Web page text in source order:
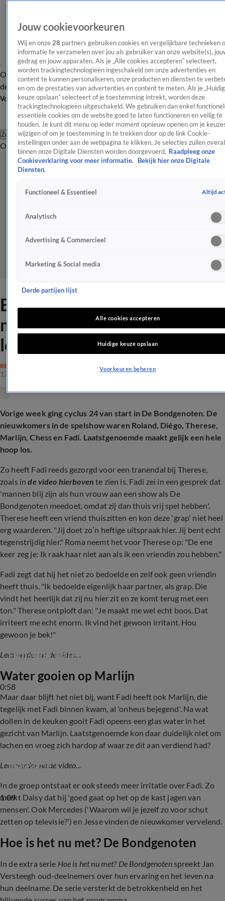
OverzichtAfleveringen Entertainment TV Algemeen
Tip
de redactieNieuwsbrief
Volg Shownieuws
Zoeken
OverzichtEntertainmentSpraakmakendRealityCrimeVideo's
Bondgenoten-nieuwkomer
maakt gelijk oorlog in de
loods
REALITY
17 nov 2025, 20:15
Vorige week ging cyclus 24 van start in De Bondgenoten. De
nieuwkomers in de spelshow waren Roland, Diégo, Therese,
Marlijn, Chess en Fadi. Laatstgenoemde maakt gelijk een hele
hoop los.
Zo heeft Fadi reeds gezorgd voor een tranendal bij Therese,
zoals inde video hierboven te zien is. Fadi zei in een gesprek dat
'mannen blij zijn als hun vrouw aan een show als De
Bondgenoten meedoet, omdat zij dan thuis vrij spel hebben'.
Therese heeft een vriend thuiszitten en kon deze 'grap' niet heel
erg waarderen. "Jij doet zo’n heftige uitspraak hier. Jij bent echt
tegenstrijdig hier." Roma neemt het voor Therese op: "De ene
keer zeg je: Ik raak haar niet aan als ik een vriendin zou hebben."
Fadi zegt dat hij het niet zo bedoelde en zelf ook geen vriendin
heeft thuis. "Ik bedoelde eigenlijk haar partner, als grap. Die
vindt het heerlijk dat zij nu hier zit en ze komt terug met een
ton." Therese ontploft dan: "Je maakt me wel echt boos. Dat
irriteert me echt enorm. Ik vind het gewoon irritant. Hou
gewoon je bek!"
Lees verder na de video...
0:58
Fadi gooit water op Marlijn: 'Waarom?!'
Water gooien op Marlijn
Maar daar blijft het niet bij, want Fadi heeft ook Marlijn, die
tegelijk met Fadi binnen kwam, al 'onheus bejegend'. Na wat
dollen in de keuken gooit Fadi opeens een glas water in het
gezicht van Marlijn. Laatstgenoemde kon daar duidelijk niet om
lachen en vroeg zich hardop af waar ze dit aan verdiend had?
Lees verder na de video...
1:09
Fadi wil moeder trots maken: 'Dat gaf me
motivatie'
In de groep ontstaat er ook steeds meer irritatie over Fadi. Zo
merkt Daisy dat hij 'goed gaat op het op de kast jagen van
mensen'. Ook Mercedes ('Waarom wil je jezelf zo voor schut
zetten op televisie?') en Jesse vinden de nieuwkomer vervelend.
Hoe is het nu met? De Bondgenoten
In de extra serie Hoe is het nu met? De Bondgenoten spreekt Jan
Versteegh oud-deelnemers over hun ervaring en het leven na
hun deelname. De serie versterkt de betrokkenheid en het
Jouw cookievoorkeuren
Wij en onze 28 partners gebruiken cookies en vergelijkbare technieken
informatie te verzamelen over jou als gebruiker van onze website(s),
gedrag en jouw apparaten. Als je „Alle cookies accepteren” selecteert,
worden trackingtechnologieën ingeschakeld om onze advertenties en
content te kunnen personaliseren, onze producten en diensten te
en om de prestaties van advertenties en content te meten. Als je
keuze opslaan” selecteert of je toestemming intrekt, worden deze
trackingtechnologieën uitgeschakeld. We gebruiken dan enkel
essentiële cookies om de website goed te laten functioneren en veilig te
houden. Je kunt dit menu op ieder moment opnieuw openen om je
wijzigen of om je toestemming in te trekken door op de link Cookie-
instellingen onder aan de webpagina te klikken. Je selecties zullen overal
binnen onze Digitale Diensten worden doorgevoerd. Raadpleeg onze
Cookieverklaring voor meer informatie.
Bekijk hier onze Digitale
Diensten.
Functioneel & Essentieel Altijd
Analytisch
Advertising & Commercieel
Marketing & Social media
Derde partijen lijst
Alle cookies accepteren
Huidige keuze opslaan
Voorkeuren beheren